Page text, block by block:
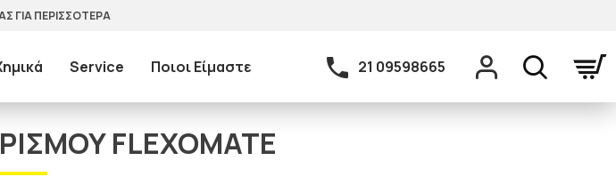
ΓΙΑ ΠΕΡΙΣΣΟΤΕΡΑ
Service Ποιοι Είμαστε 21 09598665
FLEXOMATE